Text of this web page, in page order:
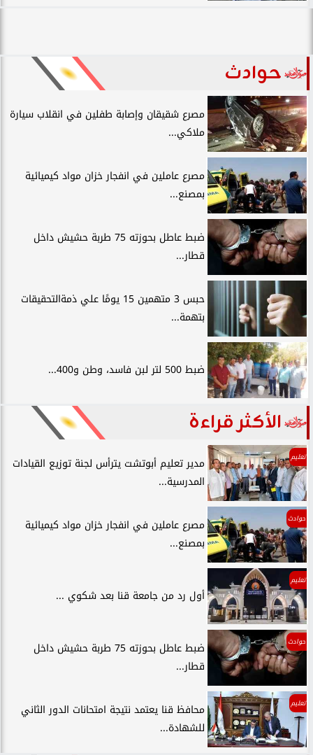
حوادث
مصرع شقيقان وإصابة طفلين في انقلاب سيارة
ملاكي...
مصرع عاملين في انفجار خزان مواد كيميائية
بمصنع...
ضبط عاطل بحوزته 75 طربة حشيش داخل
قطار...
حبس 3 متهمين 15 يومًا علي ذمةالتحقيقات
بتهمة...
ضبط 500 لتر لبن فاسد، وطن و400...
الأكثر قراءة
تعليم
مدير تعليم أبوتشت يترأس لجنة توزيع القيادات
المدرسية...
حوادث
مصرع عاملين في انفجار خزان مواد كيميائية
بمصنع...
تعليم
أول رد من جامعة قنا بعد شكوي ...
حوادث
ضبط عاطل بحوزته 75 طربة حشيش داخل
قطار...
تعليم
محافظ قنا يعتمد نتيجة امتحانات الدور الثاني
للشهادة...